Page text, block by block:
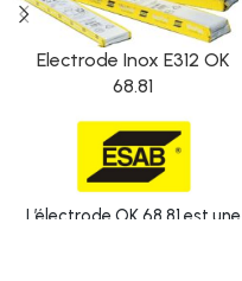
Electrode Inox E312 OK
68.81
L’électrode OK 68.81 est une